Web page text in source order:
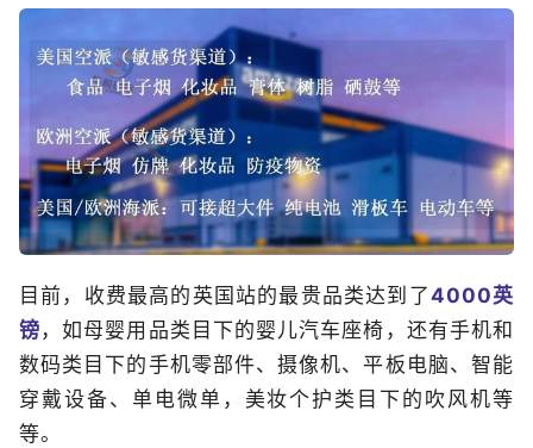
目前，收费最高的英国站的最贵品类达到了4000英
镑 ，如母婴用品类目下的婴儿汽车座椅，还有手机和
数码类目下的手机零部件、摄像机、平板电脑、智能
穿戴设备、单电微单，美妆个护类目下的吹风机等
等。